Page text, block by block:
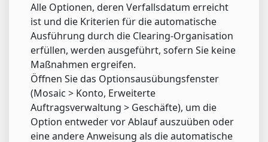
Alle Optionen, deren Verfallsdatum erreicht
ist und die Kriterien für die automatische
Ausführung durch die Clearing-Organisation
erfüllen, werden ausgeführt, sofern Sie keine
Maßnahmen ergreifen.
Öffnen Sie das Optionsausübungsfenster
(Mosaic > Konto, Erweiterte
Auftragsverwaltung > Geschäfte), um die
Option entweder vor Ablauf auszuüben oder
eine andere Anweisung als die automatische